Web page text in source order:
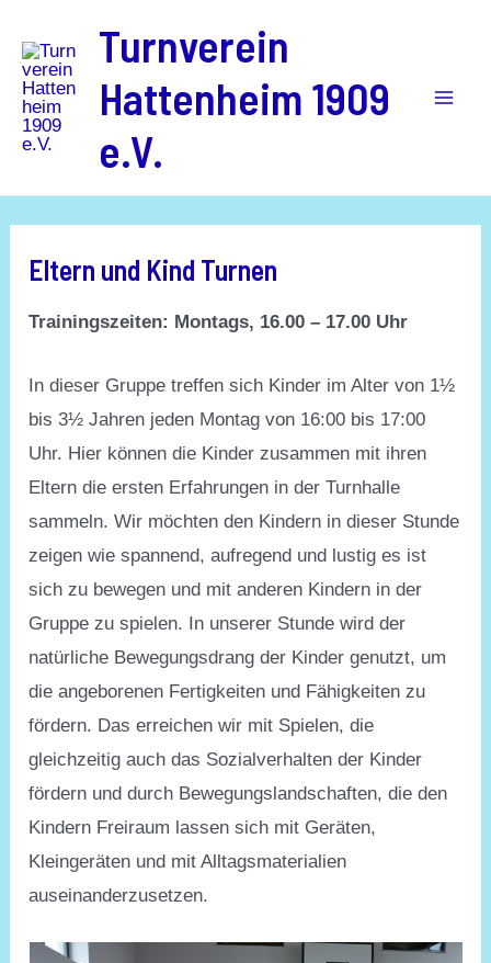
Inhalt
springen
Turnverein
Hattenheim 1909
e.V.
Eltern und Kind Turnen
Trainingszeiten: Montags, 16.00 – 17.00 Uhr
In dieser Gruppe treffen sich Kinder im Alter von 1½
bis 3½ Jahren jeden Montag von 16:00 bis 17:00
Uhr. Hier können die Kinder zusammen mit ihren
Eltern die ersten Erfahrungen in der Turnhalle
sammeln. Wir möchten den Kindern in dieser Stunde
zeigen wie spannend, aufregend und lustig es ist
sich zu bewegen und mit anderen Kindern in der
Gruppe zu spielen. In unserer Stunde wird der
natürliche Bewegungsdrang der Kinder genutzt, um
die angeborenen Fertigkeiten und Fähigkeiten zu
fördern. Das erreichen wir mit Spielen, die
gleichzeitig auch das Sozialverhalten der Kinder
fördern und durch Bewegungslandschaften, die den
Kindern Freiraum lassen sich mit Geräten,
Kleingeräten und mit Alltagsmaterialien
auseinanderzusetzen.